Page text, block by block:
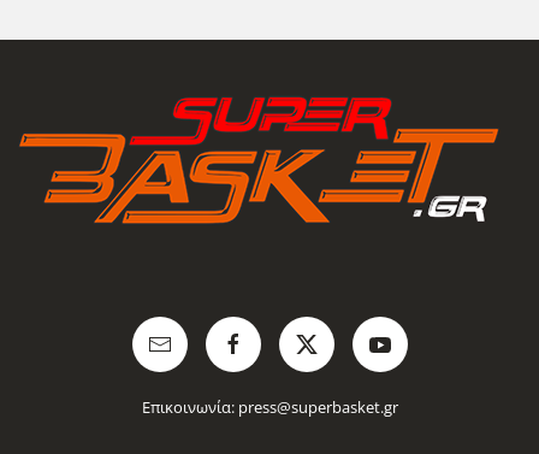
Επικοινωνία: press@superbasket.gr